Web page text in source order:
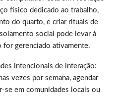
físico dedicado ao trabalho,
do quarto, e criar rituais de
social pode levar à
for gerenciado ativamente.
intencionais de interação:
vezes por semana, agendar
se em comunidades locais ou